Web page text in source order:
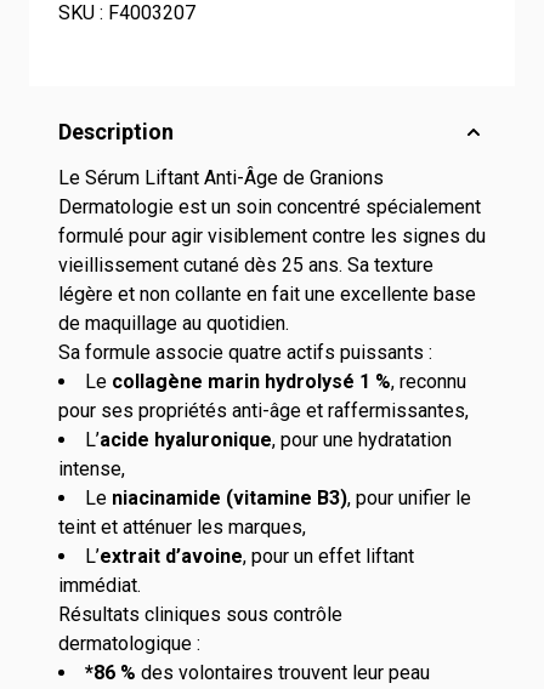
SKU : F4003207
Description
Le Sérum Liftant Anti-Âge de Granions
Dermatologie est un soin concentré spécialement
formulé pour agir visiblement contre les signes du
vieillissement cutané dès 25 ans. Sa texture
légère et non collante en fait une excellente base
de maquillage au quotidien.
Sa formule associe quatre actifs puissants :
Le collagène marin hydrolysé 1 %, reconnu
pour ses propriétés anti-âge et raffermissantes,
L’acide hyaluronique, pour une hydratation
intense,
Le niacinamide (vitamine B3), pour unifier le
teint et atténuer les marques,
L’extrait d’avoine, pour un effet liftant
immédiat.
Résultats cliniques sous contrôle
dermatologique :
*86 % des volontaires trouvent leur peau